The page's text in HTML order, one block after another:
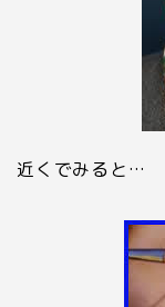
近くでみると…